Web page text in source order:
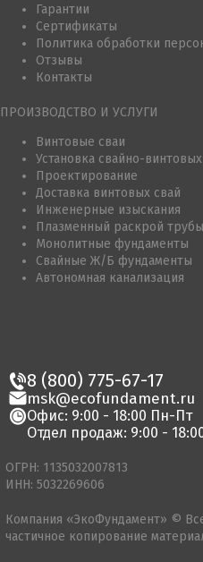
Гарантии
Сертификаты
Политика обработки
Отзывы
Контакты
ПРОИЗВОДСТВО И УСЛУГИ
Винтовые сваи
Установка свайно-
Проектирование
Доставка винтовых свай
Инженерные изыскания
Плазменный раскрой трубы
Монолитные фундаменты
Свайные Ж/Б фундаменты
Автономная канализация
8 (800) 775-67-17
msk@ecofundament.ru
Офис: 9:00 - 18:00 Пн-Пт
Отдел продаж: 9:00 -
ОГРН: 1135032007813
ИНН: 5032269606
Компания «ЭкоФундамент» ©
частичное копирование